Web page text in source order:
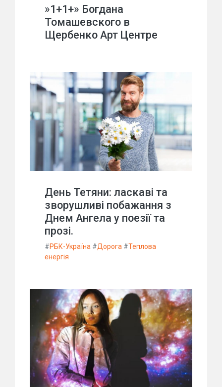
»1+1+» Богдана
Томашевского в
Щербенко Арт Центре
День Тетяни: ласкаві та
зворушливі побажання з
Днем Ангела у поезії та
прозі.
#РБК-Україна #Дорога #Теплова
енергія